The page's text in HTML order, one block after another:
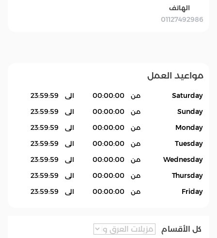
الهاتف
01127492986
مواعيد العمل
Saturday من 00:00:00 الى
23:59:59
Sunday
من 00:00:00 الى
23:59:59
Monday
من 00:00:00 الى
23:59:59
Tuesday
من 00:00:00 الى
23:59:59
Wednesday
من 00:00:00 الى
23:59:59
Thursday
من 00:00:00 الى
23:59:59
Friday
من 00:00:00 الى 23:59:59
كل الأقسام